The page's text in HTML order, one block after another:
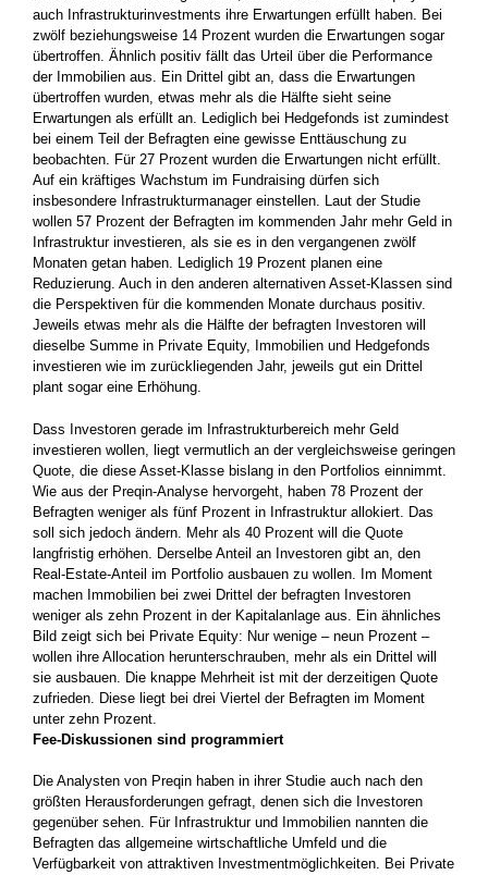
auch Infrastrukturinvestments ihre Erwartungen erfüllt haben. Bei
zwölf beziehungsweise 14 Prozent wurden die Erwartungen sogar
übertroffen. Ähnlich positiv fällt das Urteil über die Performance
der Immobilien aus. Ein Drittel gibt an, dass die Erwartungen
übertroffen wurden, etwas mehr als die Hälfte sieht seine
Erwartungen als erfüllt an. Lediglich bei Hedgefonds ist zumindest
bei einem Teil der Befragten eine gewisse Enttäuschung zu
beobachten. Für 27 Prozent wurden die Erwartungen nicht erfüllt.
Auf ein kräftiges Wachstum im Fundraising dürfen sich
insbesondere Infrastrukturmanager einstellen. Laut der Studie
wollen 57 Prozent der Befragten im kommenden Jahr mehr Geld in
Infrastruktur investieren, als sie es in den vergangenen zwölf
Monaten getan haben. Lediglich 19 Prozent planen eine
Reduzierung. Auch in den anderen alternativen Asset-Klassen sind
die Perspektiven für die kommenden Monate durchaus positiv.
Jeweils etwas mehr als die Hälfte der befragten Investoren will
dieselbe Summe in Private Equity, Immobilien und Hedgefonds
investieren wie im zurückliegenden Jahr, jeweils gut ein Drittel
plant sogar eine Erhöhung.
Dass Investoren gerade im Infrastrukturbereich mehr Geld
investieren wollen, liegt vermutlich an der vergleichsweise geringen
Quote, die diese Asset-Klasse bislang in den Portfolios einnimmt.
Wie aus der Preqin-Analyse hervorgeht, haben 78 Prozent der
Befragten weniger als fünf Prozent in Infrastruktur allokiert. Das
soll sich jedoch ändern. Mehr als 40 Prozent will die Quote
langfristig erhöhen. Derselbe Anteil an Investoren gibt an, den
Real-Estate-Anteil im Portfolio ausbauen zu wollen. Im Moment
machen Immobilien bei zwei Drittel der befragten Investoren
weniger als zehn Prozent in der Kapitalanlage aus. Ein ähnliches
Bild zeigt sich bei Private Equity: Nur wenige – neun Prozent –
wollen ihre Allocation herunterschrauben, mehr als ein Drittel will
sie ausbauen. Die knappe Mehrheit ist mit der derzeitigen Quote
zufrieden. Diese liegt bei drei Viertel der Befragten im Moment
unter zehn Prozent.
Fee-Diskussionen sind programmiert
Die Analysten von Preqin haben in ihrer Studie auch nach den
größten Herausforderungen gefragt, denen sich die Investoren
gegenüber sehen. Für Infrastruktur und Immobilien nannten die
Befragten das allgemeine wirtschaftliche Umfeld und die
Verfügbarkeit von attraktiven Investmentmöglichkeiten. Bei Private